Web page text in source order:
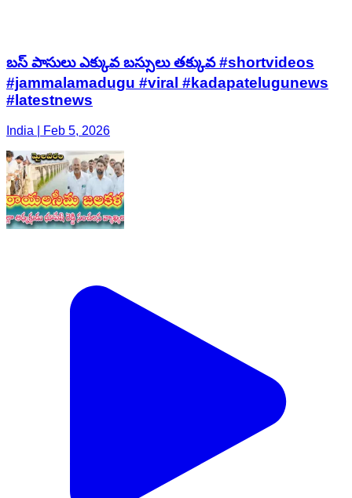
బస్ పాసులు ఎక్కువ బస్సులు తక్కువ #shortvideos
#jammalamadugu #viral #kadapatelugunews
#latestnews
India | Feb 5, 2026